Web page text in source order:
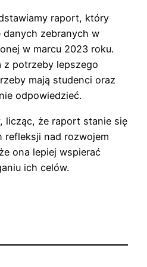
raport, który
danych zebranych w
w marcu 2023 roku.
z potrzeby lepszego
mają studenci oraz
odpowiedzieć.
licząc, że raport stanie się
refleksji nad rozwojem
ona lepiej wspierać
ich celów.